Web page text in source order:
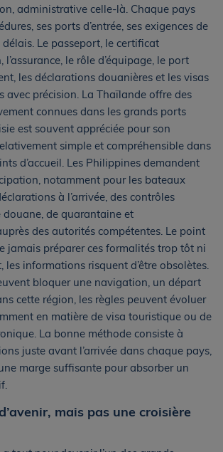
administrative celle-là. Chaque pays
ses ports d’entrée, ses exigences de
Le passeport, le certificat
le rôle d’équipage, le port
les déclarations douanières et les visas
avec précision. La Thaïlande offre des
connues dans les grands ports
est souvent appréciée pour son
simple et compréhensible dans
d’accueil. Les Philippines demandent
notamment pour les bateaux
à l’arrivée, des contrôles
douane, de quarantaine et
des autorités compétentes. Le point
jamais préparer ces formalités trop tôt ni
les informations risquent d’être obsolètes.
bloquer une navigation, un départ
cette région, les règles peuvent évoluer
en matière de visa touristique ou de
La bonne méthode consiste à
juste avant l’arrivée dans chaque pays,
marge suffisante pour absorber un
mais pas une croisière